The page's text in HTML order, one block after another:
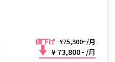
値下げ ¥75,300~/月
¥ 73,800~ /月